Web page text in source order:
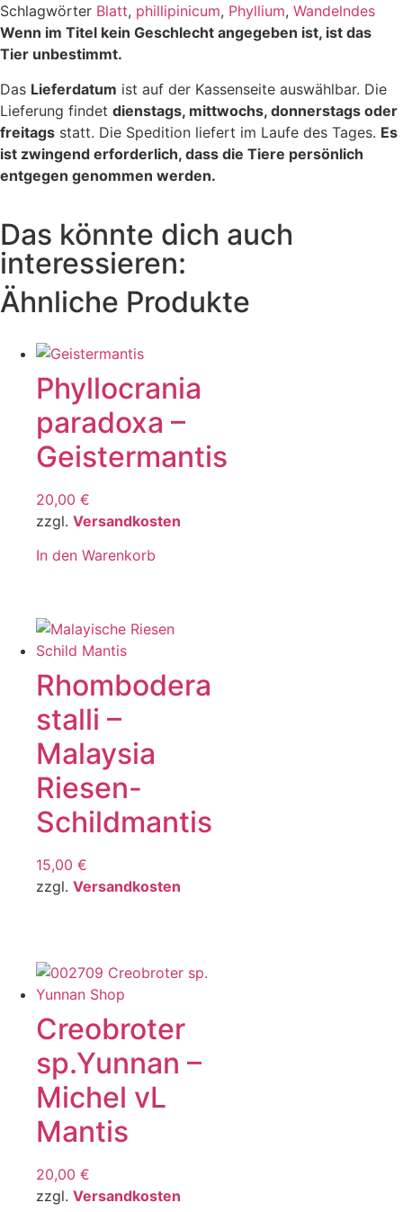
Schlagwörter Blatt, phillipinicum, Phyllium, Wandelndes
Wenn im Titel kein Geschlecht angegeben ist, ist das
Tier unbestimmt.
Das Lieferdatum ist auf der Kassenseite auswählbar. Die
Lieferung findet dienstags, mittwochs, donnerstags oder
freitags statt. Die Spedition liefert im Laufe des Tages. Es
ist zwingend erforderlich, dass die Tiere persönlich
entgegen genommen werden.
Das könnte dich auch
interessieren:
Ähnliche Produkte
Phyllocrania
paradoxa –
Geistermantis
20,00 €
zzgl. Versandkosten
In den Warenkorb
Rhombodera
stalli –
Malaysia
Riesen-
Schildmantis
15,00 €
zzgl. Versandkosten
Creobroter
sp.Yunnan –
Michel vL
Mantis
20,00 €
zzgl. Versandkosten